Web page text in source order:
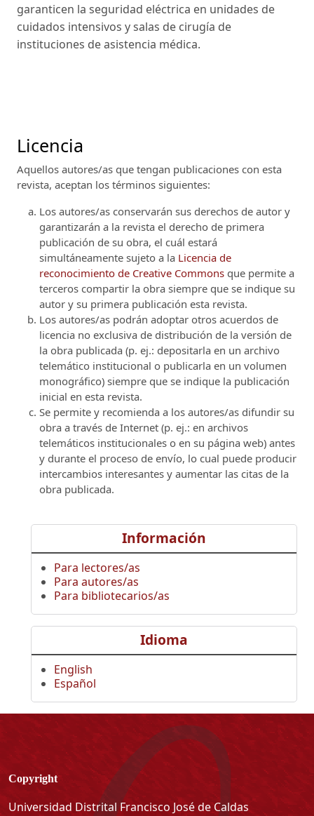
garanticen la seguridad eléctrica en unidades de
cuidados intensivos y salas de cirugía de
instituciones de asistencia médica.
Licencia
Aquellos autores/as que tengan publicaciones con esta
revista, aceptan los términos siguientes:
Los autores/as conservarán sus derechos de autor y
garantizarán a la revista el derecho de primera
publicación de su obra, el cuál estará
simultáneamente sujeto a la Licencia de
reconocimiento de Creative Commons que permite a
terceros compartir la obra siempre que se indique su
autor y su primera publicación esta revista.
Los autores/as podrán adoptar otros acuerdos de
licencia no exclusiva de distribución de la versión de
la obra publicada (p. ej.: depositarla en un archivo
telemático institucional o publicarla en un volumen
monográfico) siempre que se indique la publicación
inicial en esta revista.
Se permite y recomienda a los autores/as difundir su
obra a través de Internet (p. ej.: en archivos
telemáticos institucionales o en su página web) antes
y durante el proceso de envío, lo cual puede producir
intercambios interesantes y aumentar las citas de la
obra publicada.
Información
Para lectores/as
Para autores/as
Para bibliotecarios/as
Idioma
English
Español
Copyright
Universidad Distrital Francisco José de Caldas